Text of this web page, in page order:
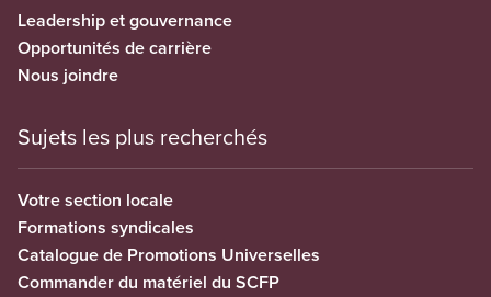
Leadership et gouvernance
Opportunités de carrière
Nous joindre
Sujets les plus recherchés
Votre section locale
Formations syndicales
Catalogue de Promotions Universelles
Commander du matériel du SCFP